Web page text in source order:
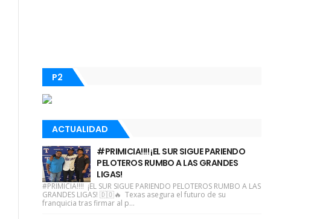
P2
ACTUALIDAD
#PRIMICIA!!!! ¡EL SUR SIGUE PARIENDO
PELOTEROS RUMBO A LAS GRANDES
LIGAS!
#PRIMICIA!!!! ¡EL SUR SIGUE PARIENDO PELOTEROS RUMBO A LAS
GRANDES LIGAS! 🇩🇴🔥 Texas asegura el futuro de su
franquicia tras firmar al p...